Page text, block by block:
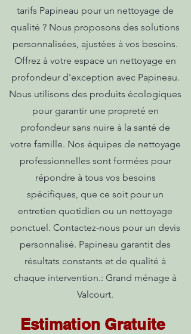
tarifs Papineau pour un nettoyage de
qualité ? Nous proposons des solutions
personnalisées, ajustées à vos besoins.
Offrez à votre espace un nettoyage en
profondeur d'exception avec Papineau.
Nous utilisons des produits écologiques
pour garantir une propreté en
profondeur sans nuire à la santé de
votre famille. Nos équipes de nettoyage
professionnelles sont formées pour
répondre à tous vos besoins
spécifiques, que ce soit pour un
entretien quotidien ou un nettoyage
ponctuel. Contactez-nous pour un devis
personnalisé. Papineau garantit des
résultats constants et de qualité à
chaque intervention.: Grand ménage à
Valcourt.
Estimation Gratuite